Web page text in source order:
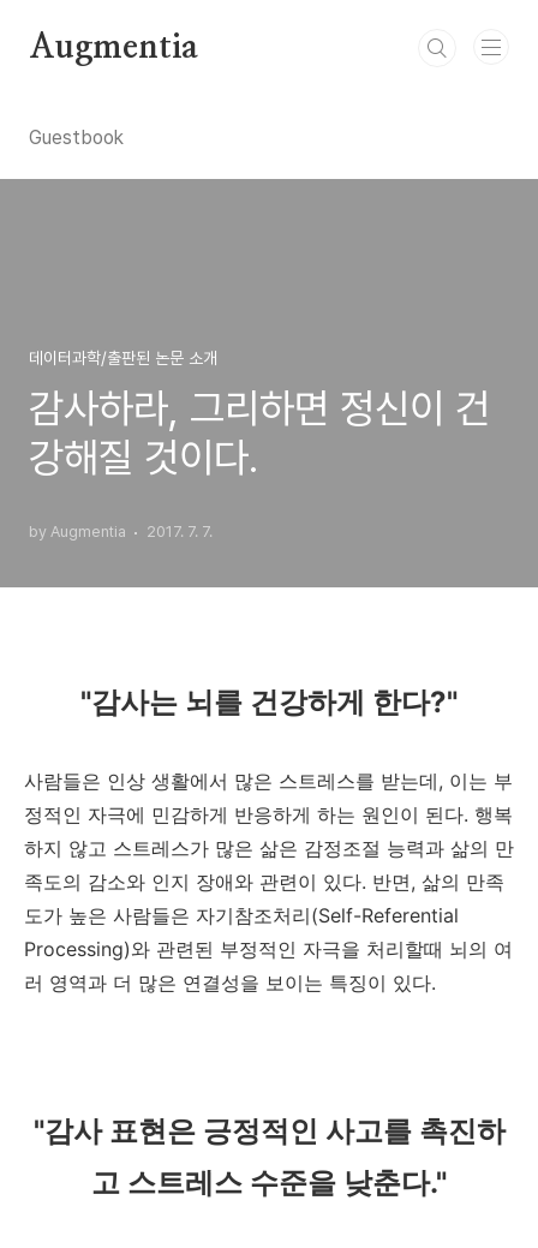
Augmentia
Guestbook
데이터과학/출판된 논문 소개
감사하라, 그리하면 정신이 건
강해질 것이다.
by Augmentia 2017. 7. 7.
"감사는 뇌를 건강하게 한다?"
사람들은 인상 생활에서 많은 스트레스를 받는데, 이는 부
정적인 자극에 민감하게 반응하게 하는 원인이 된다. 행복
하지 않고 스트레스가 많은 삶은 감정조절 능력과 삶의 만
족도의 감소와 인지 장애와 관련이 있다. 반면, 삶의 만족
도가 높은 사람들은 자기참조처리(Self-Referential
Processing)와 관련된 부정적인 자극을 처리할때 뇌의 여
러 영역과 더 많은 연결성을 보이는 특징이 있다.
"감사 표현은 긍정적인 사고를 촉진하
고 스트레스 수준을 낮춘다."